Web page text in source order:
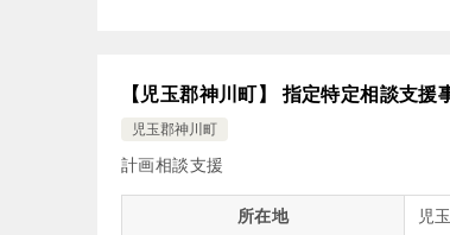
【児玉郡神川町】 指定特定相談支援
児玉郡神川町
計画相談支援
所在地 児